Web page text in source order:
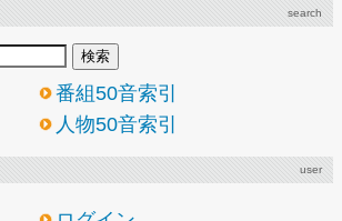
search
番組50音索引
人物50音索引
user